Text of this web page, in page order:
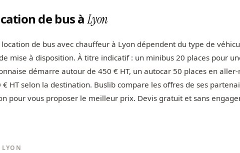
de bus àLyon
de bus avec chauffeur à Lyon dépendent du type de
mise à disposition. À titre indicatif : un minibus 20 places pour
démarre autour de 450 € HT, un autocar 50 places en
€ HT selon la destination. Buslib compare les offres de ses
pour vous proposer le meilleur prix. Devis gratuit et sans
LYON